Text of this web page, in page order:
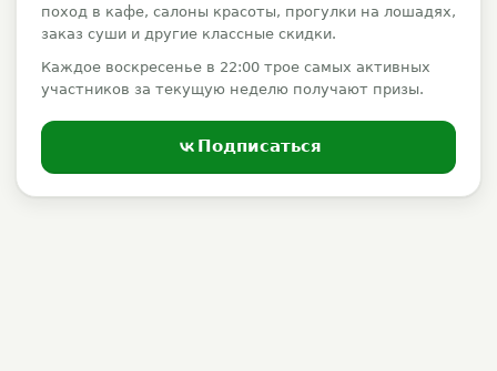
поход в кафе, салоны красоты, прогулки на лошадях,
заказ суши и другие классные скидки.
Каждое воскресенье в 22:00 трое самых активных
участников за текущую неделю получают призы.
Подписаться